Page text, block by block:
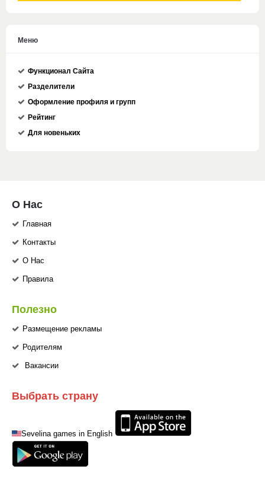
Меню
Функционал Сайта
Разделители
Оформление профиля и групп
Рейтинг
Для новеньких
О Нас
Главная
Контакты
О Нас
Правила
Полезно
Размещение рекламы
Родителям
Вакансии
Выбрать страну
Sevelina games in English